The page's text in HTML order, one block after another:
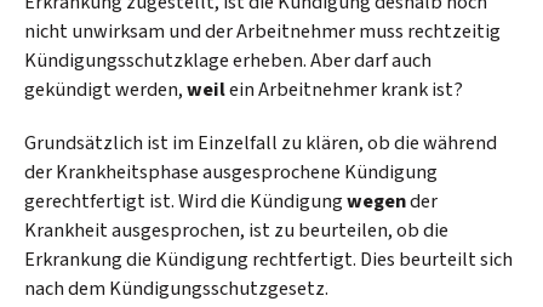
nicht unwirksam und der Arbeitnehmer muss rechtzeitig
Kündigungsschutzklage erheben. Aber darf auch
gekündigt werden,weilein Arbeitnehmer krank ist?
Grundsätzlich ist im Einzelfall zu klären, ob die während
der Krankheitsphase ausgesprochene Kündigung
gerechtfertigt ist. Wird die Kündigungwegender
Krankheit ausgesprochen, ist zu beurteilen, ob die
Erkrankung die Kündigung rechtfertigt. Dies beurteilt sich
nach dem Kündigungsschutzgesetz.